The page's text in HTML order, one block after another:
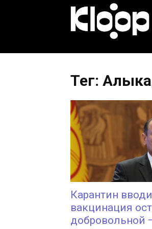
Тег:
Карантин
вакцинация
добровольной